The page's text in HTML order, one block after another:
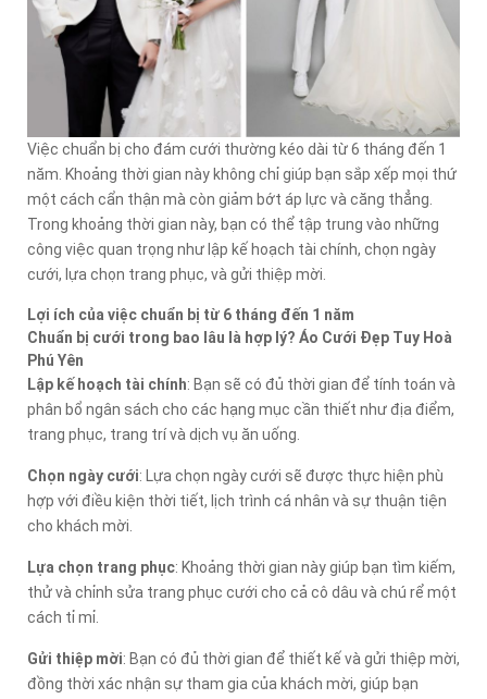
Việc chuẩn bị cho đám cưới thường kéo dài từ 6 tháng đến 1
năm. Khoảng thời gian này không chỉ giúp bạn sắp xếp mọi thứ
một cách cẩn thận mà còn giảm bớt áp lực và căng thẳng.
Trong khoảng thời gian này, bạn có thể tập trung vào những
công việc quan trọng như lập kế hoạch tài chính, chọn ngày
cưới, lựa chọn trang phục, và gửi thiệp mời.
Lợi ích của việc chuẩn bị từ 6 tháng đến 1 năm
Chuẩn bị cưới trong bao lâu là hợp lý? Áo Cưới Đẹp Tuy Hoà
Phú Yên
Lập kế hoạch tài chính: Bạn sẽ có đủ thời gian để tính toán và
phân bổ ngân sách cho các hạng mục cần thiết như địa điểm,
trang phục, trang trí và dịch vụ ăn uống.
Chọn ngày cưới: Lựa chọn ngày cưới sẽ được thực hiện phù
hợp với điều kiện thời tiết, lịch trình cá nhân và sự thuận tiện
cho khách mời.
Lựa chọn trang phục: Khoảng thời gian này giúp bạn tìm kiếm,
thử và chỉnh sửa trang phục cưới cho cả cô dâu và chú rể một
cách tỉ mỉ.
Gửi thiệp mời: Bạn có đủ thời gian để thiết kế và gửi thiệp mời,
đồng thời xác nhận sự tham gia của khách mời, giúp bạn